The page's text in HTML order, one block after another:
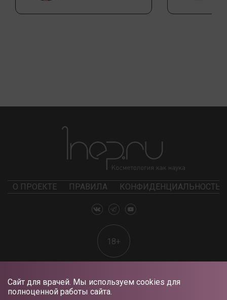
Сайт для врачей. Мы используем cookies для
полноценной работы сайта.
О ПРОЕКТЕ ПРАВИЛА КОНФИДЕНЦИАЛЬНОСТЬ
18+